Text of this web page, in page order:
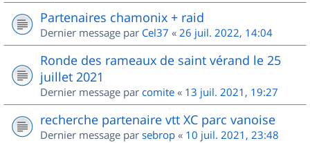
Partenaires chamonix + raid
Dernier message par Cel37 « 26 juil. 2022, 14:04
Ronde des rameaux de saint vérand le 25
juillet 2021
Dernier message par comite « 13 juil. 2021, 19:27
recherche partenaire vtt XC parc vanoise
Dernier message par sebrop « 10 juil. 2021, 23:48